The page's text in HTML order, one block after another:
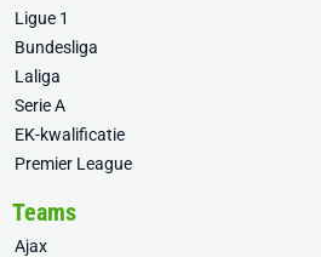
Ligue 1
Bundesliga
Laliga
Serie A
EK-kwalificatie
Premier League
Teams
Ajax